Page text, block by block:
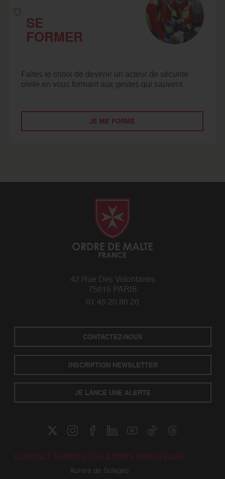
SE
FORMER
Faites le choix de devenir un acteur de sécurité
civile en vous formant aux gestes qui sauvent.
JE ME FORME
42 Rue Des Volontaires
75015 PARIS
01 45 20 80 20
CONTACTEZ-NOUS
INSCRIPTION NEWSLETTER
JE LANCE UNE ALERTE
CONTACT SERVICE RELATIONS DONATEURS
Aurore de Solages